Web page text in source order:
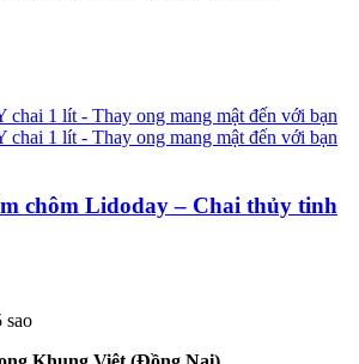
chôm Lidoday – Chai thủy tinh
sao